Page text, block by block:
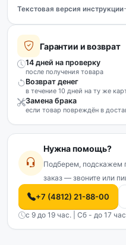
Текстовая версия инструкции
Гарантии и возврат
14 дней на проверку
после получения товара
Возврат денег
в течение 10 дней на ту же
Замена брака
если товар повреждён в
Нужна помощь?
Подберем, подскажем
заказ — звоните или
+7 (4812) 21-88-00
с 9 до 19 час. | Сб - до 17